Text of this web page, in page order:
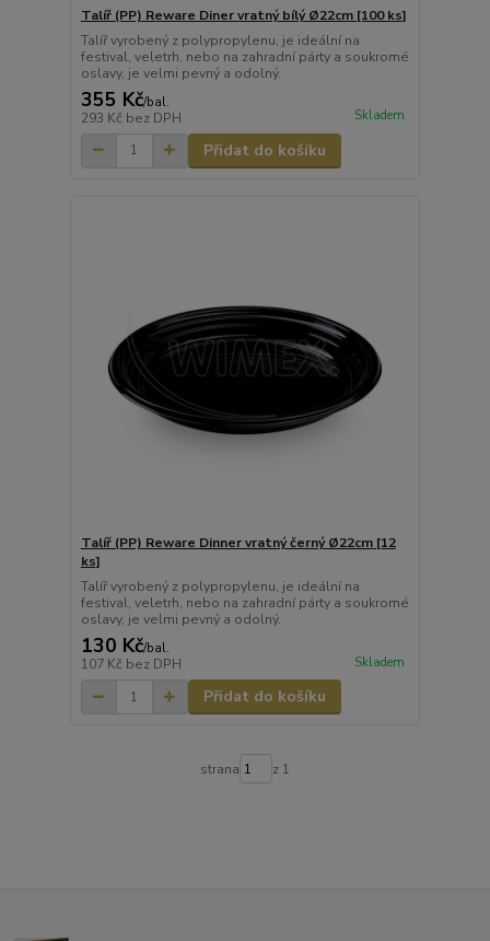
Talíř (PP) Reware Diner vratný bílý Ø22cm [100 ks]
Talíř vyrobený z polypropylenu, je ideální na
festival, veletrh, nebo na zahradní párty a soukromé
oslavy, je velmi pevný a odolný.
355 Kč/bal.
293 Kč bez DPH Skladem
Přidat do košíku
Talíř (PP) Reware Dinner vratný černý Ø22cm [12
ks]
Talíř vyrobený z polypropylenu, je ideální na
festival, veletrh, nebo na zahradní párty a soukromé
oslavy, je velmi pevný a odolný.
130 Kč/bal.
107 Kč bez DPH Skladem
Přidat do košíku
strana z 1